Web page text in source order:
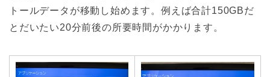
トールデータが移動し始めます。例えば合計150GBだ
とだいたい20分前後の所要時間がかかります。